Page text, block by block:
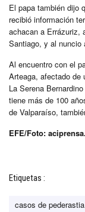
El papa también dijo
recibió información
achacan a Errázuriz,
Santiago, y al
Al encuentro con el
Arteaga, afectado de
La Serena
tiene más de 100
de Valparaíso,
EFE/Foto:
Etiquetas :
casos de pederastia